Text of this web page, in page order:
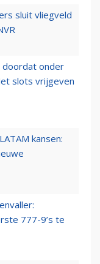
sluit vliegveld
onder
slots vrijgeven
kansen:
777-9’s te